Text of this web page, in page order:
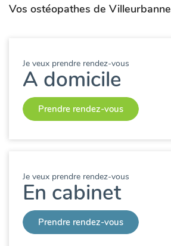
Vos ostéopathes de Villeurbanne
Je veux prendre rendez-vous
A domicile
Prendre rendez-vous
Je veux prendre rendez-vous
En cabinet
Prendre rendez-vous